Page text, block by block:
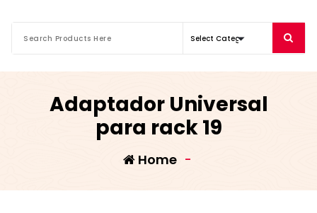
Adaptador Universal
para rack 19
Home -